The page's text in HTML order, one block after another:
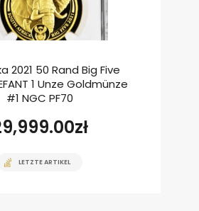
2021 50 Rand Big Five
1 Unze Goldmünze
#1 NGC PF70
zł
LETZTE ARTIKEL